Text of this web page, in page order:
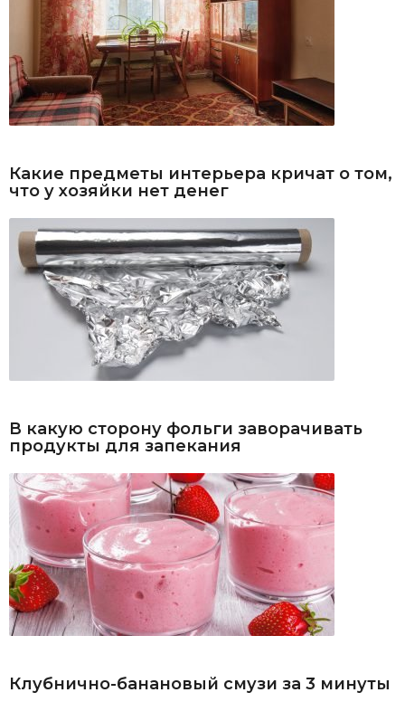
Какие предметы интерьера кричат о том,
что у хозяйки нет денег
В какую сторону фольги заворачивать
продукты для запекания
Клубнично-банановый смузи за 3 минуты